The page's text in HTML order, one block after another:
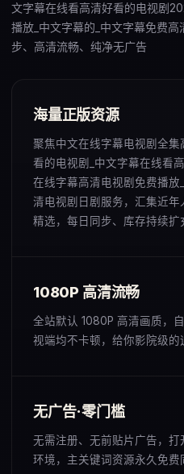
文字幕在线看高清好看的电视剧
播放_中文字幕的_中文字幕免费
步、高清流畅、纯净无广告
海量正版资源
聚焦中文在线字幕电视剧全
看的电视剧_中文字幕在线看
在线字幕高清电视剧免费播放
清电视剧日剧服务，汇集近年
精选，每日同步、库存持续扩
1080P 高清流畅
全站默认 1080P 高清画质，
视端均不卡顿，给你影院级的
无广告·零门槛
无需注册、无前贴片广告，打
环境，主关键词资源永久免费